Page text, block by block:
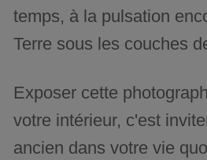
temps, à la pulsation
Terre sous les couches
Exposer cette
votre intérieur, c'est
ancien dans votre vie